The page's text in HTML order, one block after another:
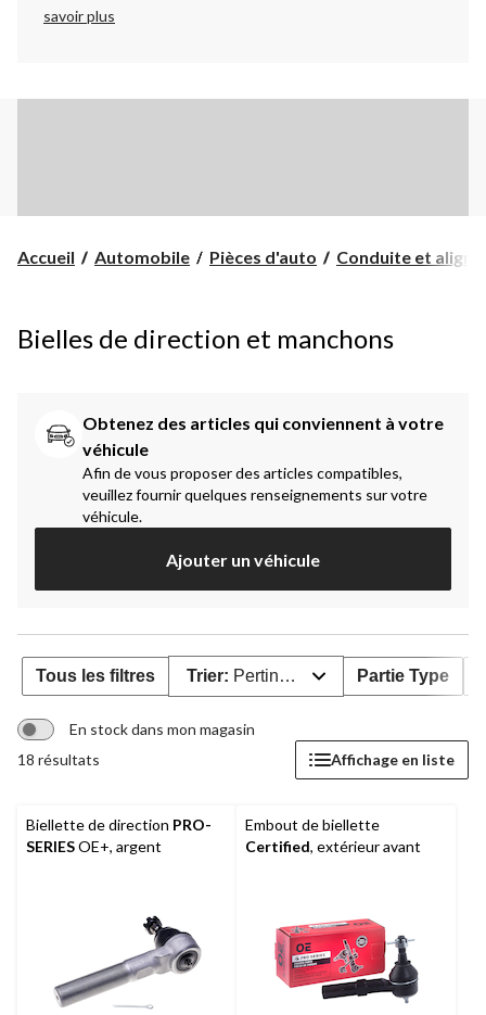
savoir plus
Accueil Automobile Pièces d'auto Conduite et
Bielles de direction et manchons
Obtenez des articles qui conviennent à votre
véhicule
Afin de vous proposer des articles compatibles,
veuillez fournir quelques renseignements sur votre
véhicule.
Ajouter un véhicule
Tous les filtres Trier: Pertinence Partie Type
En stock dans mon magasin
18 résultats
Affichage en liste
Biellette de direction PRO-
SERIESOE+, argent
Embout de biellette
Certified, extérieur avant